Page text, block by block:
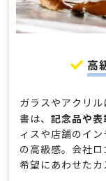
高
ガラスやアクリ
書は、記念品や表
ィスや店舗のイ
の高級感。会社
希望にあわせたカ